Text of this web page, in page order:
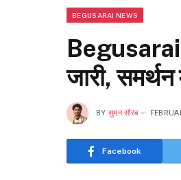
BEGUSARAI NEWS
Begusarai
जारी,
BY सुमन सौरब
Facebook